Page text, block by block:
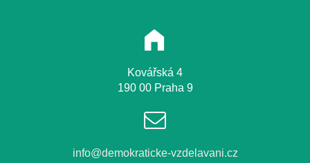
Kovářská 4
190 00 Praha 9
info@demokraticke-vzdelavani.cz